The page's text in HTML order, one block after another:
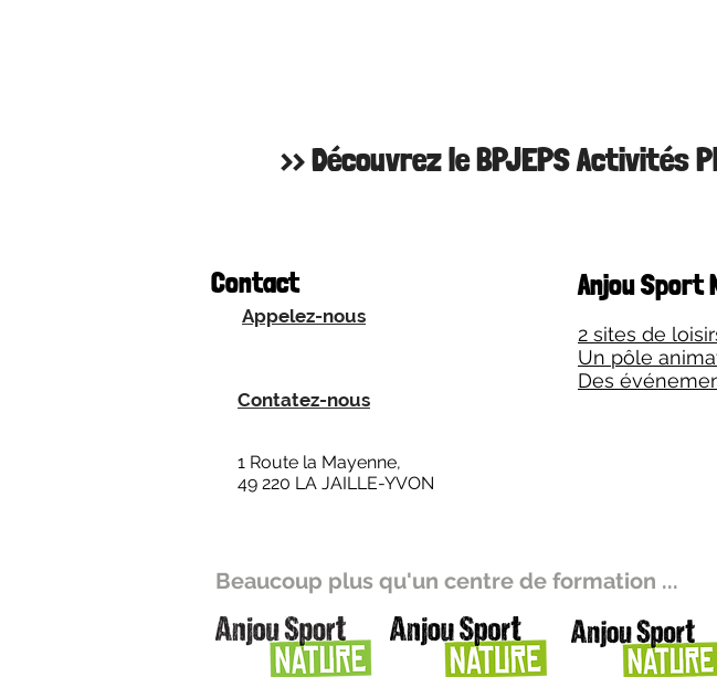
>> Découvrez le BPJEPS Activités
Contact
Appelez-nous
Contatez-nous
1 Route la Mayenne,
49 220 LA JAILLE-YVON
Anjou Sport
2 sites de
Un pôle
Des
Beaucoup plus qu'un centre de formation ...